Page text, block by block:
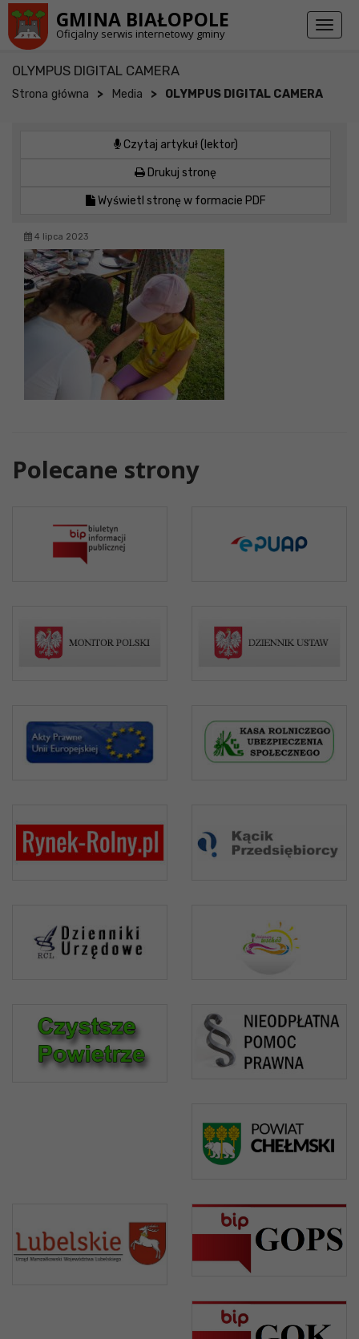
GMINA BIAŁOPOLE
Oficjalny serwis internetowy gminy
Toggle
OLYMPUS DIGITAL CAMERA
Strona główna > Media > OLYMPUS DIGITAL CAMERA
Czytaj artykuł (lektor)
Drukuj stronę
Wyświetl stronę w formacie PDF
4 lipca 2023
Polecane strony